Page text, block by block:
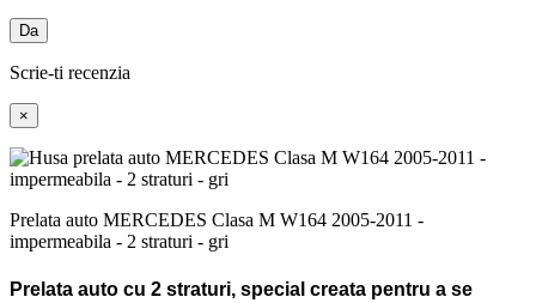
Da
Scrie-ti recenzia
×
Prelata auto MERCEDES Clasa M W164 2005-2011 -
impermeabila - 2 straturi - gri
Prelata auto cu 2 straturi, special creata pentru a se